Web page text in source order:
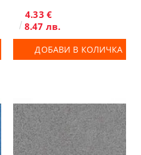
4.33 €
8.47 лв.
ДОБАВИ В КОЛИЧКА